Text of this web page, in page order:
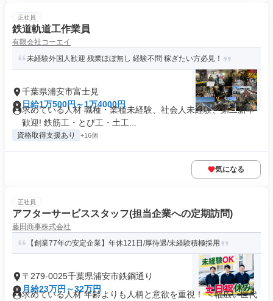
正社員
鉄道軌道工作業員
有限会社コーエイ
未経験外国人歓迎 残業ほぼ無し 経験不問 稼ぎたい方必見！
千葉県浦安市富士見
日給1万500円～1万4000円
求めている人材 職種・業種未経験、社会人未経験、第二新卒
歓迎! 鉄筋工・とび工・土工...
資格取得支援あり +16個
気になる
正社員
アフターサービススタッフ(担当企業への定期訪問)
藤田商事株式会社
【創業77年の安定企業】年休121日/厚待遇/未経験積極採用
〒279-0025千葉県浦安市鉄鋼通り
月給23万円～32万円
求めている人材 年齢よりも人柄と意欲を重視！ ＜幅広い世代